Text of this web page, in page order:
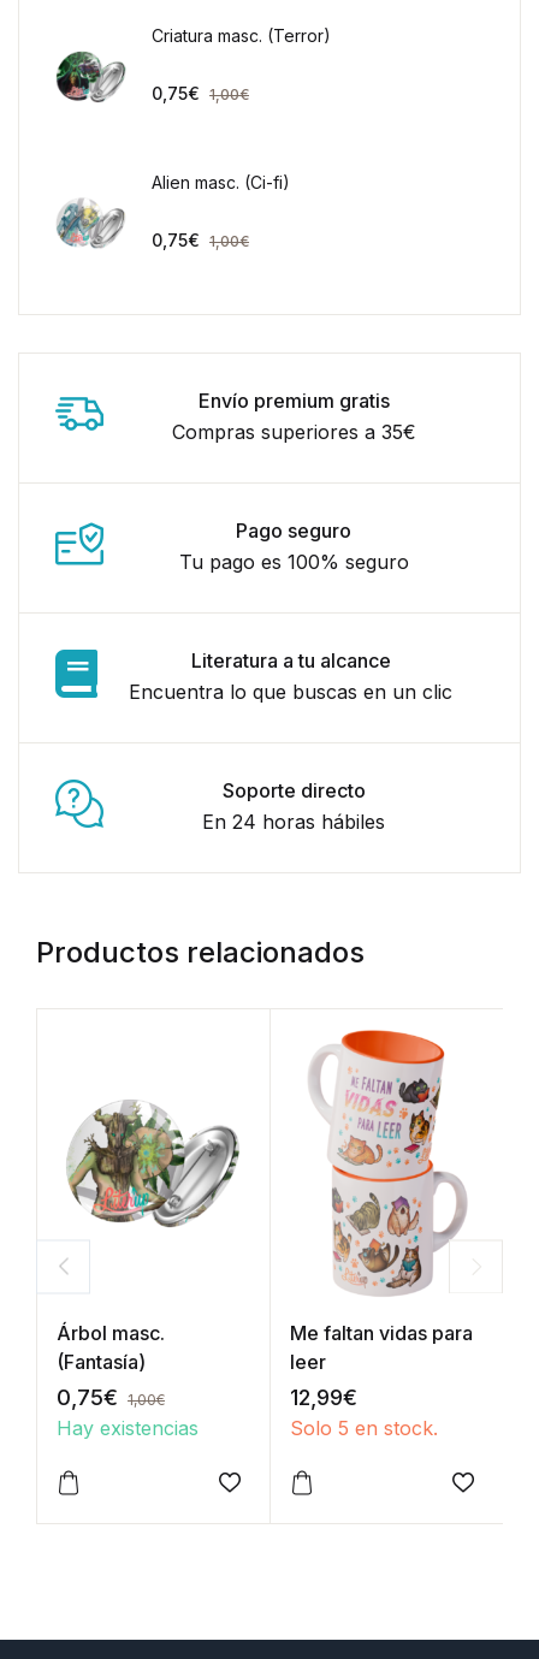
Criatura masc. (Terror)
0,75€ 1,00€
Alien masc. (Ci-fi)
0,75€ 1,00€
Envío premium gratis
Compras superiores a 35€
Pago seguro
Tu pago es 100% seguro
Literatura a tu alcance
Encuentra lo que buscas en un clic
Soporte directo
En 24 horas hábiles
Productos relacionados
Árbol masc.
(Fantasía)
0,75€ 1,00€
Hay existencias
Añadir a la lista de deseos
Me faltan vidas para
leer
12,99€
Solo 5 en stock.
Añadir